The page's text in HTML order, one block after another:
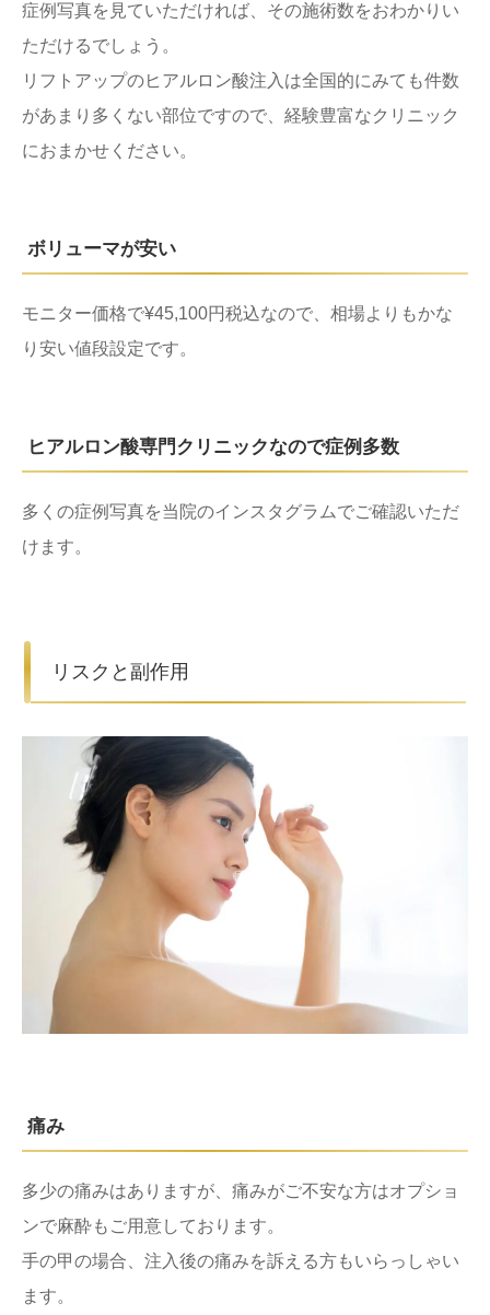
症例写真を見ていただければ、その施術数をおわかりい
ただけるでしょう。
リフトアップのヒアルロン酸注入は全国的にみても件数
があまり多くない部位ですので、経験豊富なクリニック
におまかせください。
ボリューマが安い
モニター価格で¥45,100円税込なので、相場よりもかな
り安い値段設定です。
ヒアルロン酸専門クリニックなので症例多数
多くの症例写真を当院のインスタグラムでご確認いただ
けます。
リスクと副作用
痛み
多少の痛みはありますが、痛みがご不安な方はオプショ
ンで麻酔もご用意しております。
手の甲の場合、注入後の痛みを訴える方もいらっしゃい
ます。